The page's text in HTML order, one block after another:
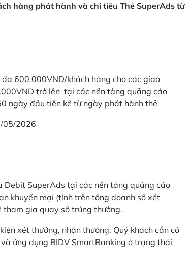
hàng phát hành và chi tiêu Thẻ SuperAds từ
600.000VND/khách hàng cho các giao
trở lên tại các nền tảng quảng cáo
ngày đầu tiên kể từ ngày phát hành thẻ
05/2026
Debit SuperAds tại các nền tảng quảng cáo
khuyến mại (tính trên tổng doanh số xét
tham gia quay số trúng thưởng.
xét thưởng, nhận thưởng, Quý khách cần có
ứng dụng BIDV SmartBanking ở trạng thái